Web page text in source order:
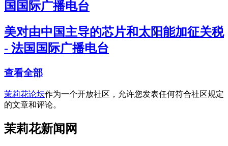
国国际广播电台
美对由中国主导的芯片和太阳能加征关税
- 法国国际广播电台
查看全部
茉莉花论坛作为一个开放社区，允许您发表任何符合社区规定
的文章和评论。
茉莉花新闻网